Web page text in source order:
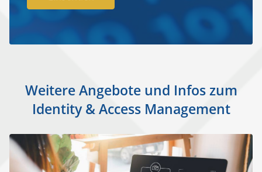
Weitere Angebote und Infos zum
Identity & Access Management